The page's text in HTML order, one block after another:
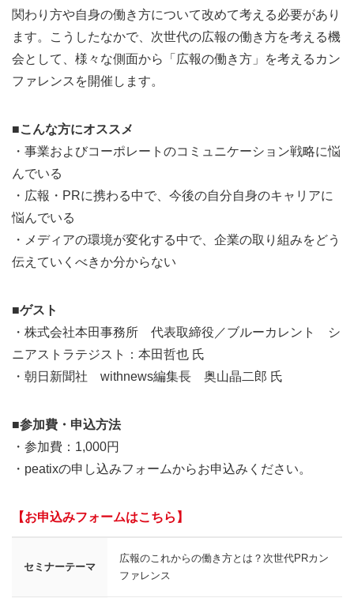
関わり方や自身の働き方について改めて考える必要があり
ます。こうしたなかで、次世代の広報の働き方を考える機
会として、様々な側面から「広報の働き方」を考えるカン
ファレンスを開催します。
■こんな方にオススメ
・事業およびコーポレートのコミュニケーション戦略に悩
んでいる
・広報・PRに携わる中で、今後の自分自身のキャリアに
悩んでいる
・メディアの環境が変化する中で、企業の取り組みをどう
伝えていくべきか分からない
■ゲスト
・株式会社本田事務所 代表取締役／ブルーカレント シ
ニアストラテジスト：本田哲也 氏
・朝日新聞社 withnews編集長 奥山晶二郎 氏
■参加費・申込方法
・参加費：1,000円
・peatixの申し込みフォームからお申込みください。
【お申込みフォームはこちら】
セミナーテーマ
広報のこれからの働き方とは？次世代PRカン
ファレンス